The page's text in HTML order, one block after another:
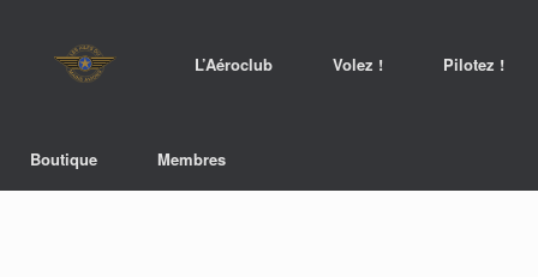
L’Aéroclub Volez ! Pilotez !
Boutique Membres